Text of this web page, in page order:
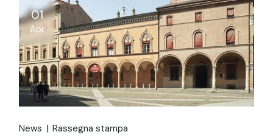
01
Apr
News Rassegna stampa